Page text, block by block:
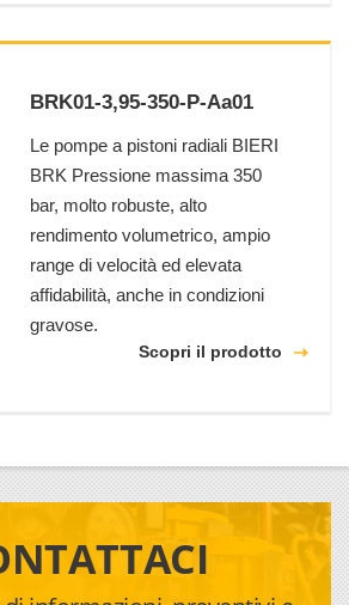
BRK01-3,95-350-P-Aa01
Le pompe a pistoni radiali BIERI
BRK Pressione massima 350
bar, molto robuste, alto
rendimento volumetrico, ampio
range di velocità ed elevata
affidabilità, anche in condizioni
gravose.
Scopri il prodotto